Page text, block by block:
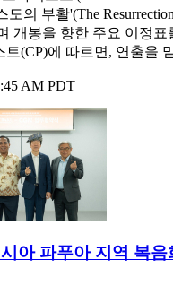
의 부활'(The
개봉을 향한 주요 이정표
트(CP)에 따르면, 연출을
AM PDT
아 파푸아 지역 복음